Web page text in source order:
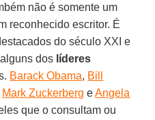
não é somente um
reconhecido escritor. É
do século XXI e
dos líderes
Barack Obama, Bill
Mark Zuckerberg eAngela
que o consultam ou